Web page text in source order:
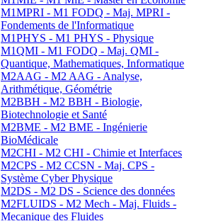
M1MPRI - M1 FODQ - Maj. MPRI -
Fondements de l'Informatique
M1PHYS - M1 PHYS - Physique
M1QMI - M1 FODQ - Maj. QMI -
Quantique, Mathematiques, Informatique
M2AAG - M2 AAG - Analyse,
Arithmétique, Géométrie
M2BBH - M2 BBH - Biologie,
Biotechnologie et Santé
M2BME - M2 BME - Ingénierie
BioMédicale
M2CHI - M2 CHI - Chimie et Interfaces
M2CPS - M2 CCSN - Maj. CPS -
Système Cyber Physique
M2DS - M2 DS - Science des données
M2FLUIDS - M2 Mech - Maj. Fluids -
Mecanique des Fluides